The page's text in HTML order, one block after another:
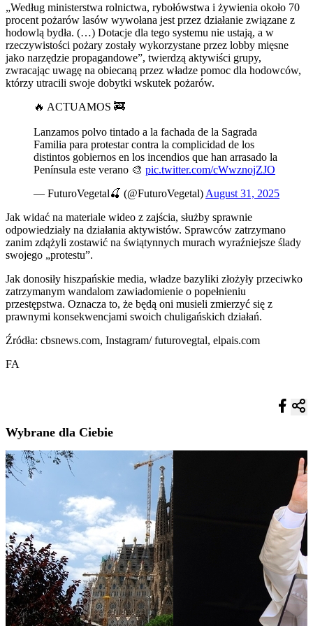
„Według ministerstwa rolnictwa, rybołówstwa i żywienia około 70
procent pożarów lasów wywołana jest przez działanie związane z
hodowlą bydła. (…) Dotacje dla tego systemu nie ustają, a w
rzeczywistości pożary zostały wykorzystane przez lobby mięsne
jako narzędzie propagandowe”, twierdzą aktywiści grupy,
zwracając uwagę na obiecaną przez władze pomoc dla hodowców,
którzy utracili swoje dobytki wskutek pożarów.
🔥 ACTUAMOS 🚒
Lanzamos polvo tintado a la fachada de la Sagrada
Familia para protestar contra la complicidad de los
distintos gobiernos en los incendios que han arrasado la
Península este verano 🎨 pic.twitter.com/cWwznojZJO
— FuturoVegetal🍒 (@FuturoVegetal) August 31, 2025
Jak widać na materiale wideo z zajścia, służby sprawnie
odpowiedziały na działania aktywistów. Sprawców zatrzymano
zanim zdążyli zostawić na świątynnych murach wyraźniejsze ślady
swojego „protestu”.
Jak donosiły hiszpańskie media, władze bazyliki złożyły przeciwko
zatrzymanym wandalom zawiadomienie o popełnieniu
przestępstwa. Oznacza to, że będą oni musieli zmierzyć się z
prawnymi konsekwencjami swoich chuligańskich działań.
Źródła: cbsnews.com, Instagram/ futurovegtal, elpais.com
FA
Wybrane dla Ciebie